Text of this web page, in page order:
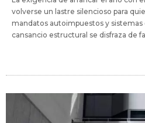
volverse un lastre silencioso para
mandatos autoimpuestos y
cansancio estructural se disfraza de